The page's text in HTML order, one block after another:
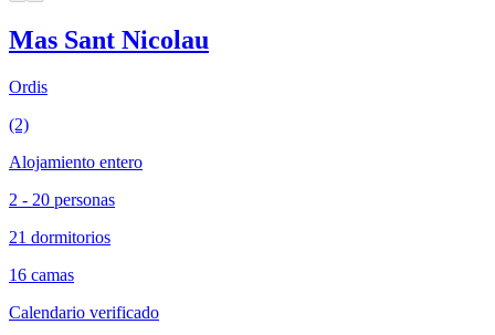
Mas Sant Nicolau
Ordis
(2)
Alojamiento entero
2 - 20 personas
21 dormitorios
16 camas
Calendario verificado